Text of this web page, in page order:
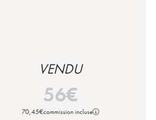
VENDU
56€
70,45€commission incluse